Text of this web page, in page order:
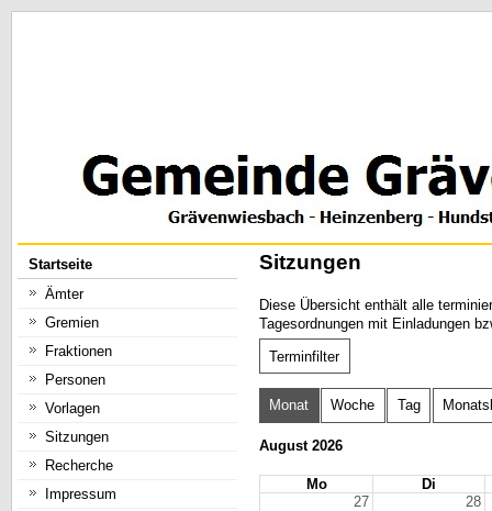
Startseite
Ämter
Gremien
Fraktionen
Personen
Vorlagen
Sitzungen
Recherche
Impressum
Sitzungen
Diese Übersicht enthält alle
Tagesordnungen mit Einladungen
Terminfilter
Monat Woche Tag
August 2026
Mo
Di
27
28